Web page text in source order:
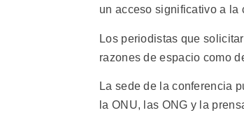
un acceso significativo a la
Los periodistas que
razones de espacio como
La sede de la conferencia
la ONU, las ONG y la